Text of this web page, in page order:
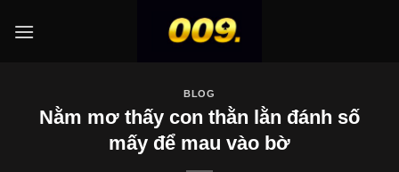
BLOG
Nằm mơ thấy con thằn lằn đánh số
mấy để mau vào bờ